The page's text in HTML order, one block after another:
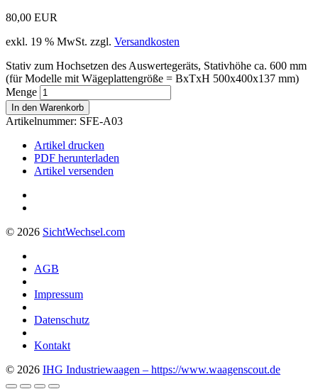
80,00 EUR
exkl. 19 % MwSt. zzgl. Versandkosten
Stativ zum Hochsetzen des Auswertegeräts, Stativhöhe ca. 600 mm
(für Modelle mit Wägeplattengröße = BxTxH 500x400x137 mm)
Menge
In den Warenkorb
Artikelnummer: SFE-A03
Artikel drucken
PDF herunterladen
Artikel versenden
© 2026 SichtWechsel.com
AGB
Impressum
Datenschutz
Kontakt
© 2026 IHG Industriewaagen – https://www.waagenscout.de